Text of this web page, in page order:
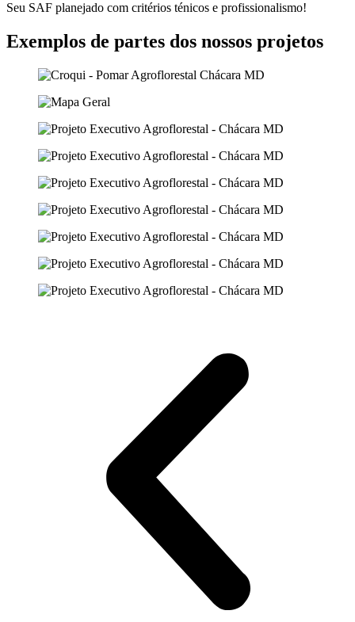
Seu SAF planejado com critérios ténicos e profissionalismo!​
Exemplos de partes dos nossos projetos